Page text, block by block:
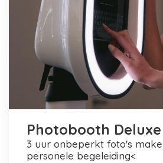
Photobooth
3 uur onbeperkt foto's maken en printen +
personele begeleiding<